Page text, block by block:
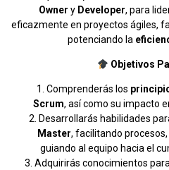
Owner y Developer, para
eficazmente en proyectos ágiles,
potenciando la
Objetivos
Comprenderás los
Scrum, así como su impacto
Desarrollarás habilidades
Master, facilitando
guiando al equipo hacia el
Adquirirás conocimientos